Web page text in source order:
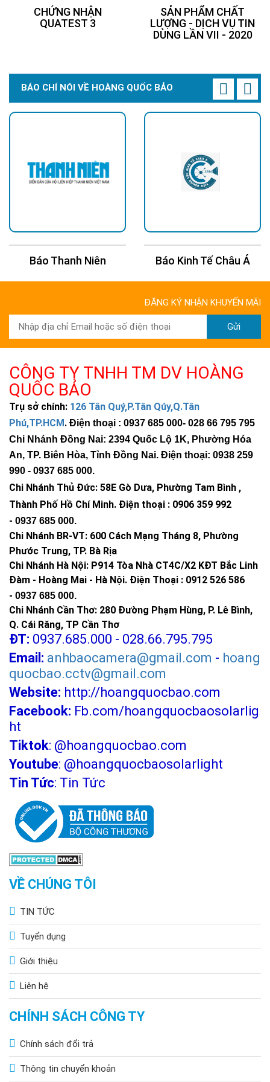
Ứng dụng
Lắp mái nhà và tường để chiếu sáng xung quanh
Chiếu sáng các khu vực ngóc ngách, lối nhỏ nguy hiểm
Chiếu sáng sân vườn, hồ nước
>>> Xem thêm:
chính hãng, giá tốt
Thông số kỹ thuật
Công suất: 300W - Đèn led hiển thị báo sạc , cảnh báo
kích thước đèn :332 * 262 * 62mm.
Bảng điều khiển năng lượng mặt trời: Monocrystalline
Silicon (12V/53W). Hiệu Suất sạc nhanh.
Pin Lithium ion Lifepo4 -6,4V
36.000mAh(3,2V72.000MAH)
Sử dụng chip 169 LED 5054 siêu sáng - Tuổi thọ 50.000
giờ
Ánh sáng trắng - Góc chiếu sáng 160 độ
Tiêu chuẩn chống nước: IP67
Cảm biến ánh sáng ( tối tự sáng - sáng tự tắt)
Điều khiển Remote từ xa : tắt/ mở - hẹn giờ - tăng giảm
Thời gian sạc: 5 giờ
Thời gian chiếu sáng > 12 giờ
Bảo hành 2 năm
CHỨNG NHẬN
QUATEST 3
SẢN PHẨM CHẤT
LƯỢNG - DỊCH VỤ TIN
DÙNG LẦN VII - 2020
BÁO CHÍ NÓI VỀ HOÀNG QUỐC BẢO
Báo Thanh Niên Báo Kinh Tế Châu Á
ĐĂNG KÝ NHẬN KHUYẾN MÃI
Gửi
CÔNG TY TNHH TM DV HOÀNG
QUỐC BẢO
Trụ sở chính: 126 Tân Quý,P.Tân Qúy,Q.Tân
Phú,TP.HCM. Điện thoại : 0937 685 000- 028 66 795 795
Chi Nhánh Đồng Nai: 2394 Quốc Lộ 1K, Phường Hóa
An, TP. Biên Hòa, Tỉnh Đồng Nai. Điện thoại: 0938 259
990 - 0937 685 000.
Chi Nhánh Thủ Đức: 58E Gò Dưa, Phường Tam Bình ,
Thành Phố Hồ Chí Minh. Điện thoại : 0906 359 992
- 0937 685 000.
Chi Nhánh BR-VT: 600 Cách Mạng Tháng 8, Phường
Phước Trung, TP. Bà Rịa
Chi Nhánh Hà Nội: P914 Tòa Nhà CT4C/X2 KĐT Bắc Linh
Đàm - Hoàng Mai - Hà Nội. Điện Thoại : 0912 526 586
- 0937 685 000.
Chi Nhánh Cần Thơ: 280 Đường Phạm Hùng, P. Lê Bình,
Q. Cái Răng, TP Cần Thơ
ĐT: 0937.685.000 - 028.66.795.795
Email: anhbaocamera@gmail.com - hoang
quocbao.cctv@gmail.com
Website: http://hoangquocbao.com
Facebook: Fb.com/hoangquocbaosolarlig
ht
Tiktok: @hoangquocbao.com
Youtube: @hoangquocbaosolarlight
Tin Tức: Tin Tức
VỀ CHÚNG TÔI
TIN TỨC
Tuyển dụng
Giới thiệu
Liên hệ
CHÍNH SÁCH CÔNG TY
Chính sách đổi trả
Thông tin chuyển khoản